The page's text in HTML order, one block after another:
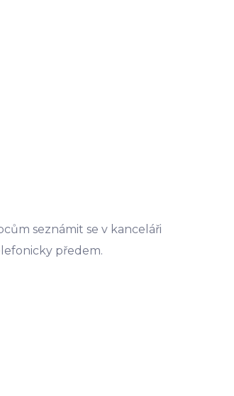
seznámit se v kanceláři
předem.